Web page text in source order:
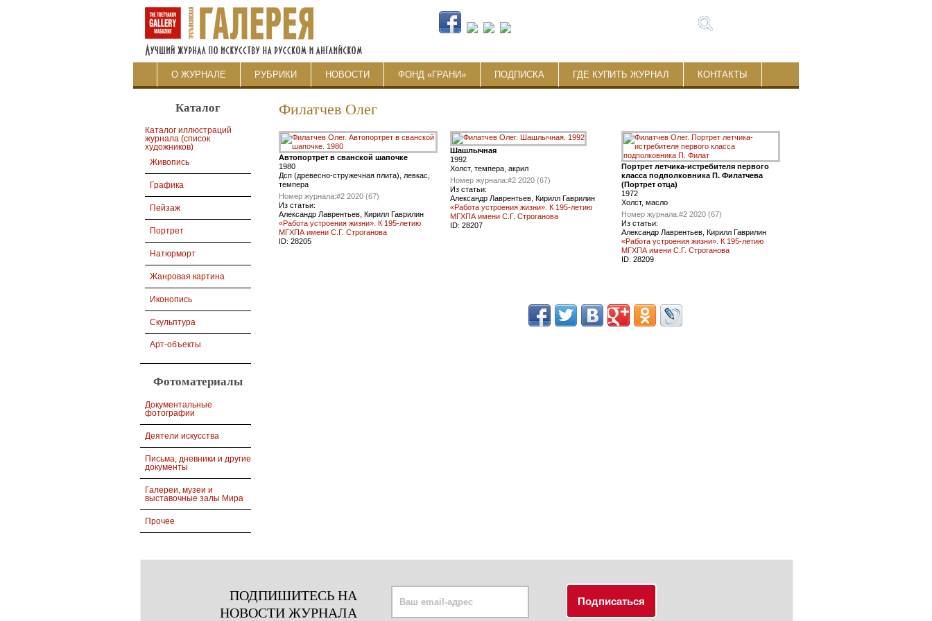
О ЖУРНАЛЕ РУБРИКИ НОВОСТИ ФОНД «ГРАНИ» ПОДПИСКА ГДЕ КУПИТЬ ЖУРНАЛ КОНТАКТЫ
Каталог
Каталог иллюстраций
журнала (список
художников)
Живопись
Графика
Пейзаж
Портрет
Натюрморт
Жанровая картина
Иконопись
Скульптура
Арт-объекты
Фотоматериалы
Документальные
фотографии
Деятели искусства
Письма, дневники и другие
документы
Галереи, музеи и
выставочные залы Мира
Прочее
Филатчев Олег
Автопортрет в сванской шапочке
1980
Дсп (древесно-стружечная плита), левкас,
темпера
Номер журнала:#2 2020 (67)
Из статьи:
Александр Лаврентьев, Кирилл Гаврилин
«Работа устроения жизни». К 195-летию
МГХПА имени С.Г. Строганова
ID: 28205
Шашлычная
1992
Холст, темпера, акрил
Номер журнала:#2 2020 (67)
Из статьи:
Александр Лаврентьев, Кирилл Гаврилин
«Работа устроения жизни». К 195-летию
МГХПА имени С.Г. Строганова
ID: 28207
Портрет летчика-истребителя первого
класса подполковника П. Филатчева
(Портрет отца)
1972
Холст, масло
Номер журнала:#2 2020 (67)
Из статьи:
Александр Лаврентьев, Кирилл Гаврилин
«Работа устроения жизни». К 195-летию
МГХПА имени С.Г. Строганова
ID: 28209
ПОДПИШИТЕСЬ НА
НОВОСТИ ЖУРНАЛА